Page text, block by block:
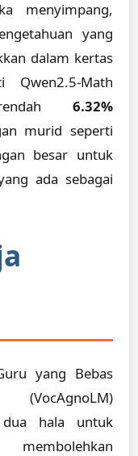
menyimpang,
yang
dalam kertas
Math
6.32%
murid seperti
besar untuk
ada sebagai
yang Bebas
dua hala untuk